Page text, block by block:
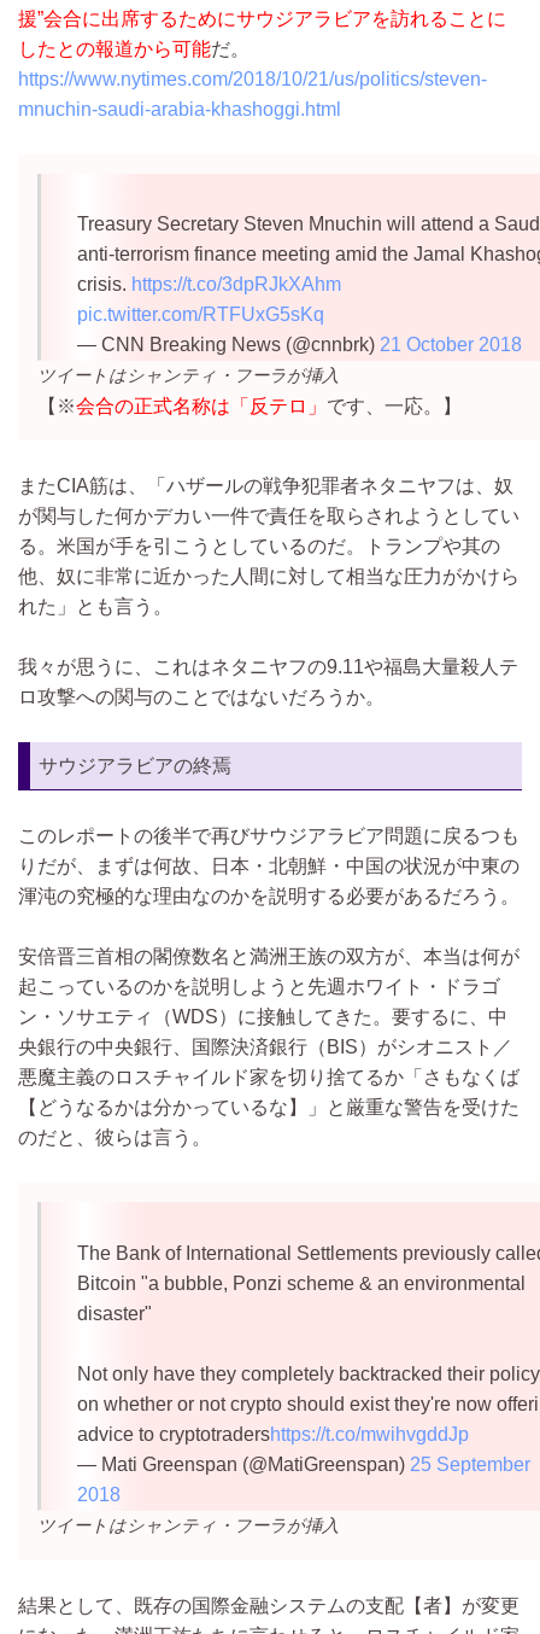
援”会合に出席するためにサウジアラビアを訪れることに
したとの報道から可能だ。
https://www.nytimes.com/2018/10/21/us/politics/steven-
mnuchin-saudi-arabia-khashoggi.html
Treasury Secretary Steven Mnuchin will attend a
anti-terrorism finance meeting amid the Jamal
crisis. https://t.co/3dpRJkXAhm
pic.twitter.com/RTFUxG5sKq
— CNN Breaking News (@cnnbrk) 21 October 2018
ツイートはシャンティ・フーラが挿入
【※会合の正式名称は「反テロ」 です、一応。】
またCIA筋は、「ハザールの戦争犯罪者ネタニヤフは、奴
が関与した何かデカい一件で責任を取らされようとしてい
る。米国が手を引こうとしているのだ。トランプや其の
他、奴に非常に近かった人間に対して相当な圧力がかけら
れた」とも言う。
我々が思うに、これはネタニヤフの9.11や福島大量殺人テ
ロ攻撃への関与のことではないだろうか。
サウジアラビアの終焉
このレポートの後半で再びサウジアラビア問題に戻るつも
りだが、まずは何故、日本・北朝鮮・中国の状況が中東の
渾沌の究極的な理由なのかを説明する必要があるだろう。
安倍晋三首相の閣僚数名と満洲王族の双方が、本当は何が
起こっているのかを説明しようと先週ホワイト・ドラゴ
ン・ソサエティ（WDS）に接触してきた。要するに、中
央銀行の中央銀行、国際決済銀行（BIS）がシオニスト／
悪魔主義のロスチャイルド家を切り捨てるか「さもなくば
【どうなるかは分かっているな】」と厳重な警告を受けた
のだと、彼らは言う。
The Bank of International Settlements previously
Bitcoin "a bubble, Ponzi scheme & an environmental
disaster"
Not only have they completely backtracked their policy
on whether or not crypto should exist they're now
advice to cryptotradershttps://t.co/mwihvgddJp
— Mati Greenspan (@MatiGreenspan) 25 September
2018
ツイートはシャンティ・フーラが挿入
結果として、既存の国際金融システムの支配【者】が変更